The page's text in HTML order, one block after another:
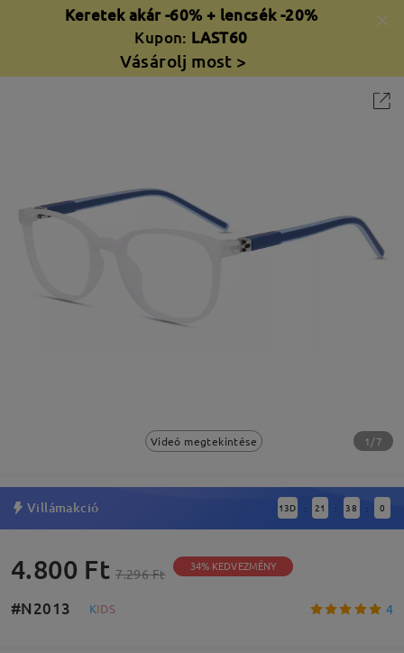
Keretek akár -60% + lencsék -20%
Kupon: LAST60
Vásárolj most >
Videó megtekintése 1/7
Villámakció 13D : 21 : 37 : 59
4.800 Ft 7.296 Ft 34% KEDVEZMÉNY
#N2013 KIDS 4